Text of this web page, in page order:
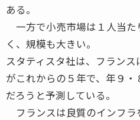
ある。
一方で小売市場は１人当た
く、規模も大きい。
スタティスタ社は、フラン
がこれからの５年で、年９
だろうと予測している。
フランスは良質のインフラ